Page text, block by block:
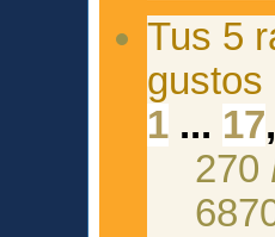
Tus 5
gustos
1 ... 17,
270